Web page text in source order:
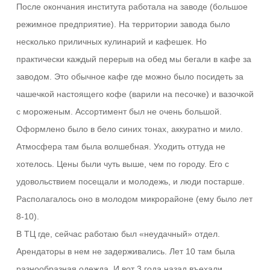
После окончания института работала на заводе (большое
режимное предприятие). На территории завода было
несколько приличных кулинарий и кафешек. Но
практически каждый перерыв на обед мы бегали в кафе за
заводом. Это обычное кафе где можно было посидеть за
чашечкой настоящего кофе (варили на песочке) и вазочкой
с мороженым. Ассортимент был не очень большой.
Оформлено было в бело синих тонах, аккуратно и мило.
Атмосфера там была волшебная. Уходить оттуда не
хотелось. Цены были чуть выше, чем по городу. Его с
удовольствием посещали и молодежь, и люди постарше.
Располагалось оно в молодом микрорайоне (ему было лет
8-10).
В ТЦ где, сейчас работаю был «неудачный» отдел.
Арендаторы в нем не задерживались. Лет 10 там была